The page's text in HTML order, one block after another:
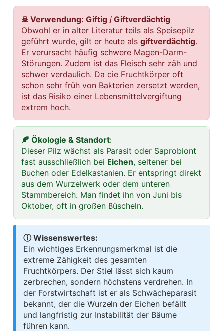
☠ Verwendung: Giftig / Giftverdächtig
Obwohl er in alter Literatur teils als Speisepilz
geführt wurde, gilt er heute als giftverdächtig.
Er verursacht häufig schwere Magen-Darm-
Störungen. Zudem ist das Fleisch sehr zäh und
schwer verdaulich. Da die Fruchtkörper oft
schon sehr früh von Bakterien zersetzt werden,
ist das Risiko einer Lebensmittelvergiftung
extrem hoch.
🍂 Ökologie & Standort:
Dieser Pilz wächst als Parasit oder Saprobiont
fast ausschließlich bei Eichen, seltener bei
Buchen oder Edelkastanien. Er entspringt direkt
aus dem Wurzelwerk oder dem unteren
Stammbereich. Man findet ihn von Juni bis
Oktober, oft in großen Büscheln.
ⓘ Wissenswertes:
Ein wichtiges Erkennungsmerkmal ist die
extreme Zähigkeit des gesamten
Fruchtkörpers. Der Stiel lässt sich kaum
zerbrechen, sondern höchstens verdrehen. In
der Forstwirtschaft ist er als Schwächeparasit
bekannt, der die Wurzeln der Eichen befällt
und langfristig zur Instabilität der Bäume
führen kann.